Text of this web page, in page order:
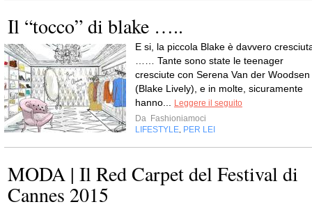
Il “tocco” di blake …..
E si, la piccola Blake è davvero
…… Tante sono state le teenager
cresciute con Serena Van der Woodsen
(Blake Lively), e in molte, sicuramente
hanno...
Leggere il seguito
Da Fashioniamoci
LIFESTYLE PER LEI
MODA | Il Red Carpet del Festival di
Cannes 2015